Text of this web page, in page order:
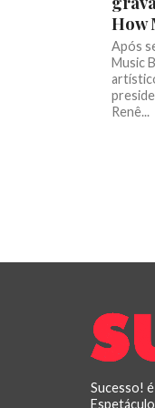
How
Após
Music
Renê...
Sucesso!